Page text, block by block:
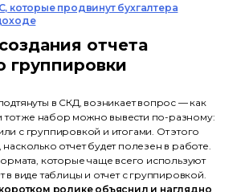
которые продвинут бухгалтера
отчета
в СКД, возникает вопрос — как
тот же набор можно вывести по-разному:
с группировкой и итогами. От этого
отчет будет полезен в работе.
которые чаще всего используют
в виде таблицы и отчет с группировкой.
коротком ролике объяснил и наглядно